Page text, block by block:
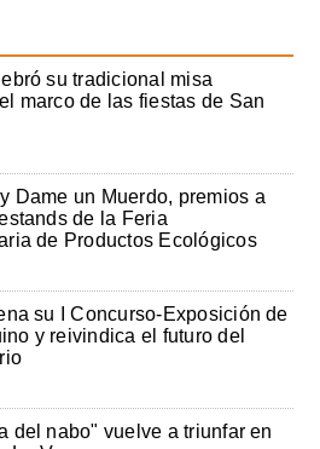
su tradicional misa
marco de las fiestas de San
Dame un Muerdo, premios a
de la Feria
de Productos Ecológicos
su I Concurso-Exposición de
y reivindica el futuro del
del nabo" vuelve a triunfar en